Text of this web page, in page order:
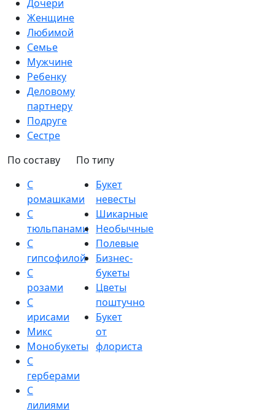
Дочери
Женщине
Любимой
Семье
Мужчине
Ребенку
Деловому
партнеру
Подруге
Сестре
По составу
С
ромашками
С
тюльпанами
С
гипсофилой
С
розами
С
ирисами
Микс
Монобукеты
С
герберами
С
лилиями
По типу
Букет
невесты
Шикарные
Необычные
Полевые
Бизнес-
букеты
Цветы
поштучно
Букет
от
флориста